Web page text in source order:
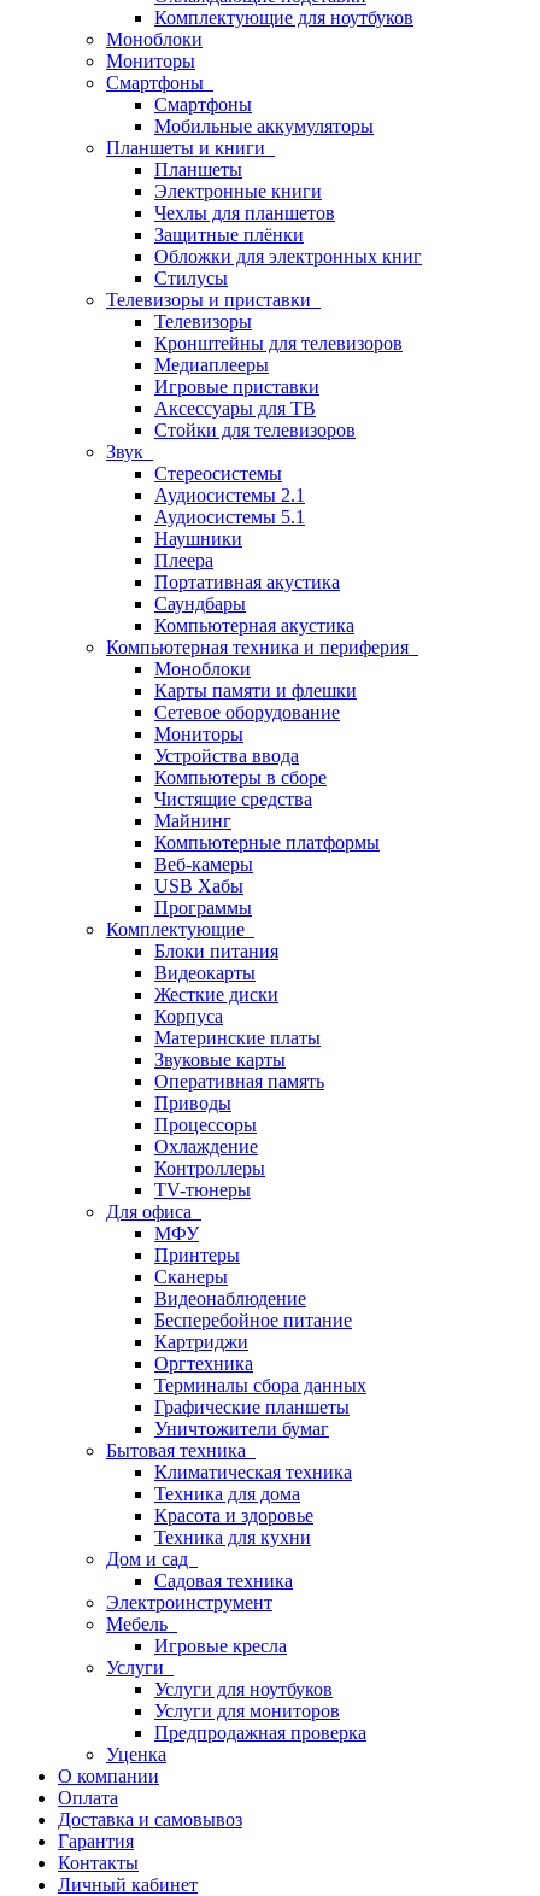
Комплектующие для ноутбуков
Моноблоки
Мониторы
Смартфоны
Смартфоны
Мобильные аккумуляторы
Планшеты и книги
Планшеты
Электронные книги
Чехлы для планшетов
Защитные плёнки
Обложки для электронных книг
Стилусы
Телевизоры и приставки
Телевизоры
Кронштейны для телевизоров
Медиаплееры
Игровые приставки
Аксессуары для ТВ
Стойки для телевизоров
Звук
Стереосистемы
Аудиосистемы 2.1
Аудиосистемы 5.1
Наушники
Плеера
Портативная акустика
Саундбары
Компьютерная акустика
Компьютерная техника и периферия
Моноблоки
Карты памяти и флешки
Сетевое оборудование
Мониторы
Устройства ввода
Компьютеры в сборе
Чистящие средства
Майнинг
Компьютерные платформы
Веб-камеры
USB Хабы
Программы
Комплектующие
Блоки питания
Видеокарты
Жесткие диски
Корпуса
Материнские платы
Звуковые карты
Оперативная память
Приводы
Процессоры
Охлаждение
Контроллеры
TV-тюнеры
Для офиса
МФУ
Принтеры
Сканеры
Видеонаблюдение
Бесперебойное питание
Картриджи
Оргтехника
Терминалы сбора данных
Графические планшеты
Уничтожители бумаг
Бытовая техника
Климатическая техника
Техника для дома
Красота и здоровье
Техника для кухни
Дом и сад
Садовая техника
Электроинструмент
Мебель
Игровые кресла
Услуги
Услуги для ноутбуков
Услуги для мониторов
Предпродажная проверка
Уценка
О компании
Оплата
Доставка и самовывоз
Гарантия
Контакты
Личный кабинет